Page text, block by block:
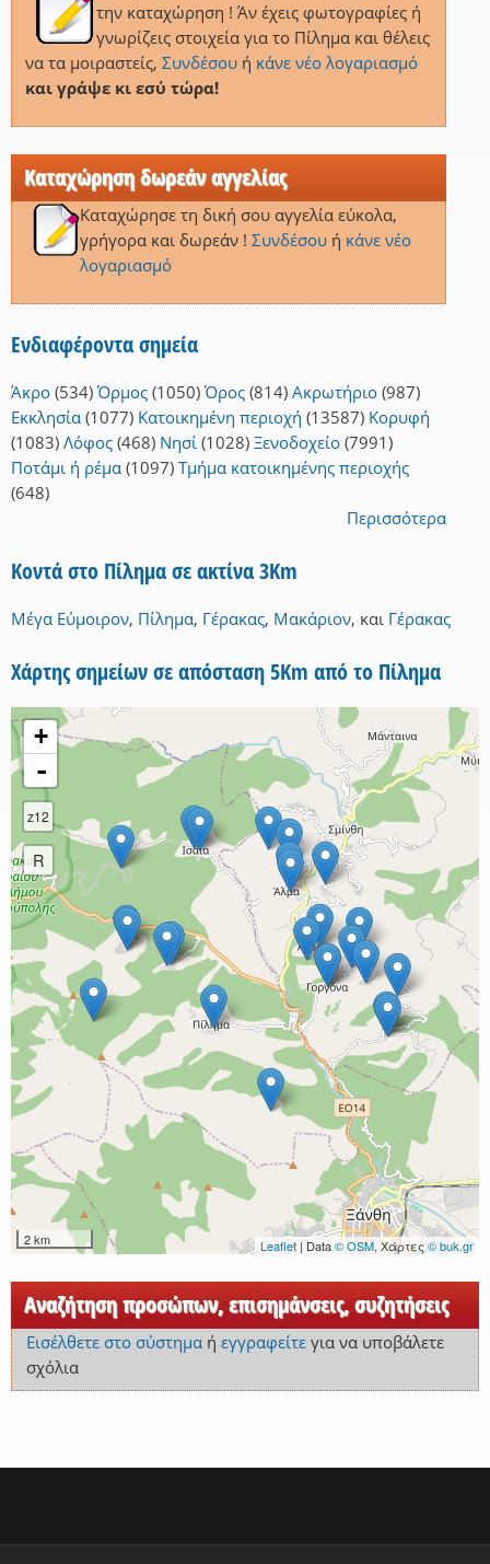
την καταχώρηση ! Άν έχεις φωτογραφίες ή
γνωρίζεις στοιχεία για το Πίλημα και θέλεις
να τα μοιραστείς, Συνδέσουή κάνε νέο λογαριασμό
και γράψε κι εσύ τώρα!
Καταχώρηση δωρεάν αγγελίας
Καταχώρησε τη δική σου αγγελία εύκολα,
γρήγορα και δωρεάν ! Συνδέσουή κάνε νέο
λογαριασμό
Ενδιαφέροντα σημεία
Άκρο (534) Όρμος (1050) Όρος (814) Ακρωτήριο (987)
Εκκλησία (1077) Κατοικημένη περιοχή (13587) Κορυφή
(1083) Λόφος (468) Νησί (1028) Ξενοδοχείο (7991)
Ποτάμι ή ρέμα (1097) Τμήμα κατοικημένης περιοχής
(648)
Περισσότερα
Κοντά στο Πίλημα σε ακτίνα 3Km
Μέγα Εύμοιρον, Πίλημα, Γέρακας, Μακάριον, και Γέρακας
Χάρτης σημείων σε απόσταση 5Km από το Πίλημα
+
-
z12
R
2 km Leaflet| Data© OSM, Χάρτες© buk.gr
Αναζήτηση προσώπων, επισημάνσεις, συζητήσεις
Εισέλθετε στο σύστημαή εγγραφείτεγια να υποβάλετε
σχόλια